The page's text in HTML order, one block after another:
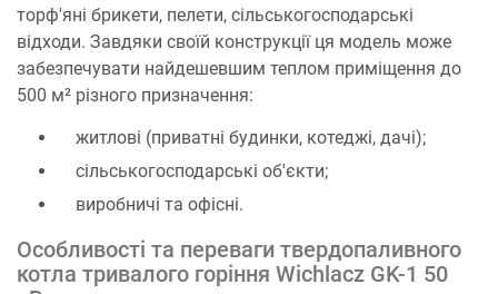
торф'яні брикети, пелети, сільськогосподарські
відходи. Завдяки своїй конструкції ця модель може
забезпечувати найдешевшим теплом приміщення до
500 м² різного призначення:
житлові (приватні будинки, котеджі, дачі);
сільськогосподарські об'єкти;
виробничі та офісні.
Особливості та переваги твердопаливного
котла тривалого горіння Wichlacz GK-1 50